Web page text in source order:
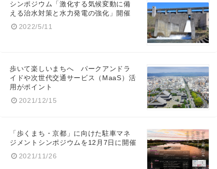
シンポジウム「激化する気候変動に備
える治水対策と水力発電の強化」開催
2022/5/11
歩いて楽しいまちへ パークアンドラ
イドや次世代交通サービス（MaaS）活
用がポイント
2021/12/15
「歩くまち・京都」に向けた駐車マネ
ジメントシンポジウムを12月7日に開催
2021/11/26